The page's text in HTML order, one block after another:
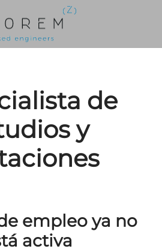
de
y
empleo ya no
activa